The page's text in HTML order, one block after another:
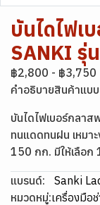
บันไดไฟเ
SANKI รุ่
฿2,800 - ฿3,750
คำอธิบายสินค้าแบ
บันไดไฟเบอร์กลาส
ทนแดดทนฝน เหมา
150 กก. มีให้เลือ
แบรนด์:
Sanki
หมวดหมู่:เครื่องมือช่